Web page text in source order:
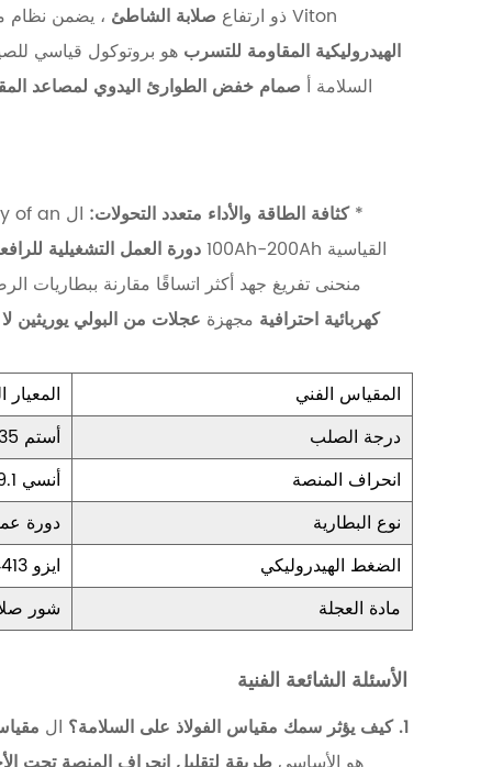
ة
م
ص
2
ا
ل
ك
ف
ا
ا
Viton ذو ارتفاع
صلابة الشاطئ ، يضمن نظام
الهيدروليكية المقاومة للتسرب هو بروتوكول قياسي
السلامة أ صمام خفض الطوارئ اليدوي لمصاعد
*كثافة الطاقة والأداء متعدد التحولات: ال daily productivity of an
القياسية 100Ah-200Ah
دورة العمل التشغيلية
منحنى تفريغ جهد أكثر اتساقًا مقارنة ببطاريات
كهربائية احترافية مجهزة عجلات من البولي يوريثين
المقياس الفني
درجة الصلب
أستم A36 / Q235
انحراف المنصة
أنسي MH29.1
نوع البطارية
دورة
الضغط الهيدروليكي
ايزو 4413
مادة العجلة
شور
الأسئلة الشائعة الفنية
1. كيف يؤثر سمك مقياس الفولاذ على السلامة؟ ال